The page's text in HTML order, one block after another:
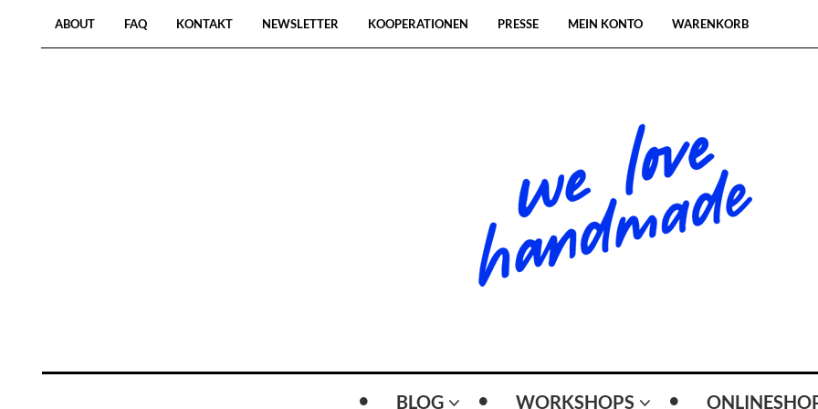
ABOUT FAQ KONTAKT NEWSLETTER KOOPERATIONEN PRESSE MEIN KONTO WARENKORB
BLOG WORKSHOPS